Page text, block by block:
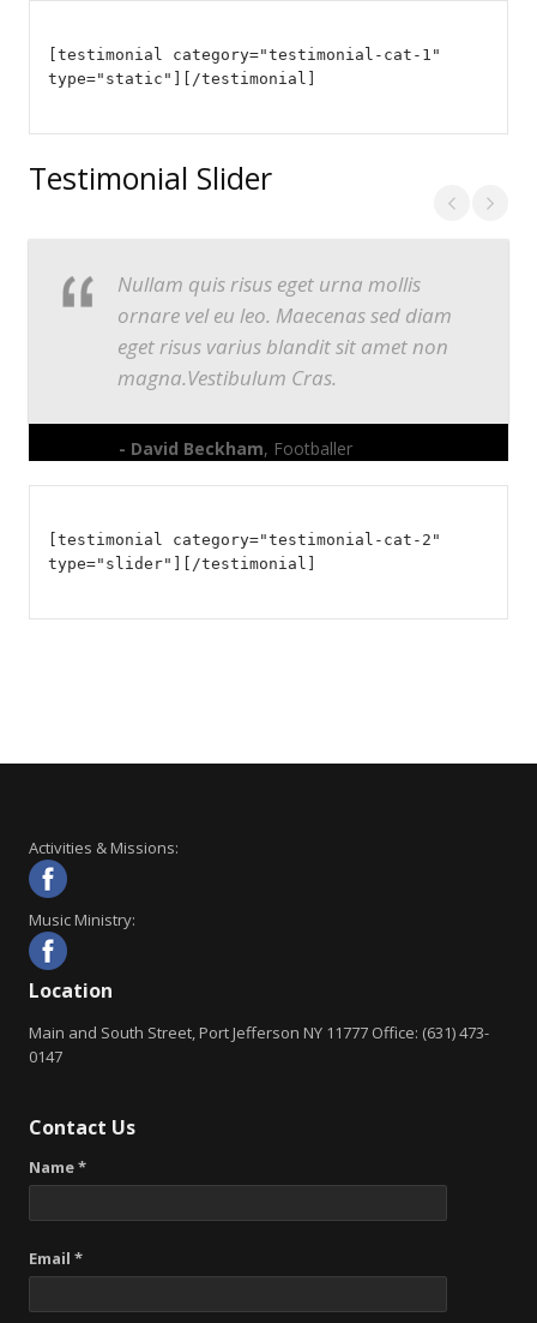
[testimonial category="testimonial-cat-1"
type="static"][/testimonial]
Testimonial Slider
Nullam quis risus eget urna mollis
ornare vel eu leo. Maecenas sed diam
eget risus varius blandit sit amet non
magna.Vestibulum Cras.
- David Beckham, Footballer
[testimonial category="testimonial-cat-2"
type="slider"][/testimonial]
Activities & Missions:
Music Ministry:
Location
Main and South Street, Port Jefferson NY 11777 Office: (631) 473-
0147
Contact Us
Name *
Email *